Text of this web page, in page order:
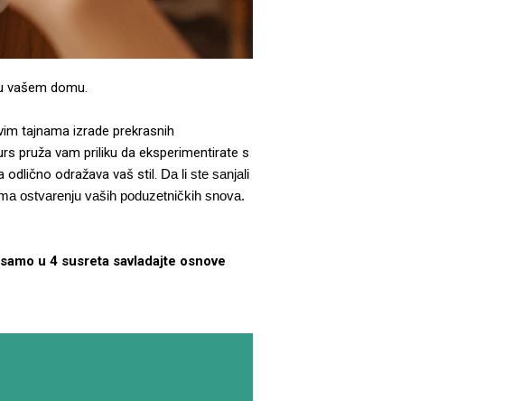
vašem domu.
tajnama izrade prekrasnih
pruža vam priliku da eksperimentirate s
odlično odražava vaš stil. Da li ste sanjali
ostvarenju vaših poduzetničkih snova.
u 4 susreta savladajte osnove